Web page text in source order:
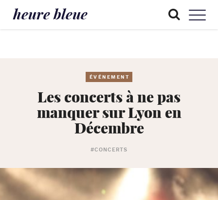
heure bleue
ÉVÉNEMENT
Les concerts à ne pas
manquer sur Lyon en
Décembre
#CONCERTS